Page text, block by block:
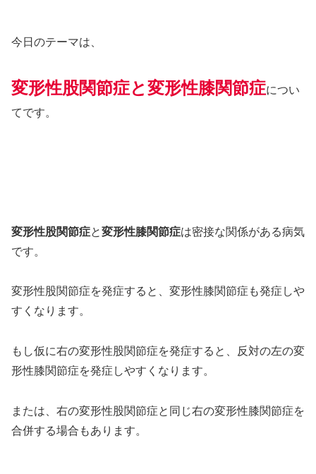
今日のテーマは、
変形性股関節症と変形性膝関節症につい
てです。
変形性股関節症と変形性膝関節症は密接な関係がある病気
です。
変形性股関節症を発症すると、変形性膝関節症も発症しや
すくなります。
もし仮に右の変形性股関節症を発症すると、反対の左の変
形性膝関節症を発症しやすくなります。
または、右の変形性股関節症と同じ右の変形性膝関節症を
合併する場合もあります。